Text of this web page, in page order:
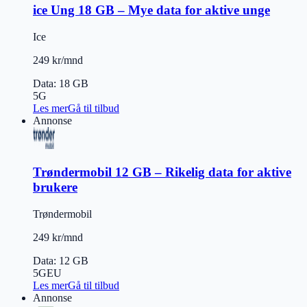
ice Ung 18 GB – Mye data for aktive unge
Ice
249 kr/mnd
Data: 18 GB
5G
Les merGå til tilbud
Annonse
Trøndermobil 12 GB – Rikelig data for aktive
brukere
Trøndermobil
249 kr/mnd
Data: 12 GB
5GEU
Les merGå til tilbud
Annonse